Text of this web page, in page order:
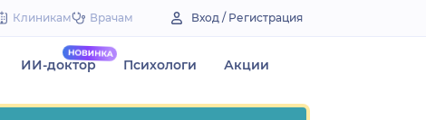
Клиникам Врачам Вход / Регистрация
ИИ-доктор Психологи Акции